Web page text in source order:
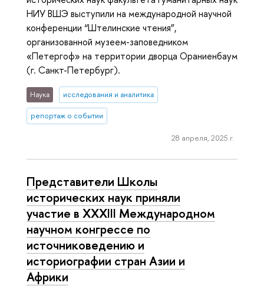
НИУ ВШЭ выступили на международной научной
конференции “Штелинские чтения”,
организованной музеем-заповедником
«Петергоф» на территории дворца Ораниенбаум
(г. Санкт-Петербург).
Наука исследования и аналитика
репортаж о событии
28 апреля, 2025 г.
Представители Школы
исторических наук приняли
участие в XXXIII Международном
научном конгрессе по
источниковедению и
историографии стран Азии и
Африки